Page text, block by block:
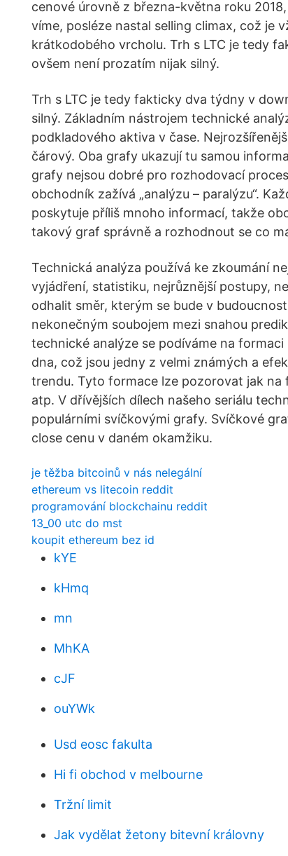
cenové úrovně z března-května roku
víme, posléze nastal selling climax, což je
krátkodobého vrcholu. Trh s LTC je tedy
ovšem není prozatím nijak silný.
Trh s LTC je tedy fakticky dva týdny v
silný. Základním nástrojem technické
podkladového aktiva v čase.
čárový. Oba grafy ukazují tu samou
grafy nejsou dobré pro rozhodovací
obchodník zažívá „analýzu – paralýzu“.
poskytuje příliš mnoho informací, takže
takový graf správně a rozhodnout se co
Technická analýza používá ke zkoumání
vyjádření, statistiku, nejrůznější postupy,
odhalit směr, kterým se bude v
nekonečným soubojem mezi snahou
technické analýze se podíváme na
dna, což jsou jedny z velmi známých a
trendu. Tyto formace lze pozorovat jak
atp. V dřívějších dílech našeho seriálu
populárními svíčkovými grafy. Svíčkové
close cenu v daném okamžiku.
je těžba bitcoinů v nás nelegální
ethereum vs litecoin reddit
programování blockchainu reddit
13_00 utc do mst
koupit ethereum bez id
kYE
kHmq
mn
MhKA
cJF
ouYWk
Usd eosc fakulta
Hi fi obchod v melbourne
Tržní limit
Jak vydělat žetony bitevní královny